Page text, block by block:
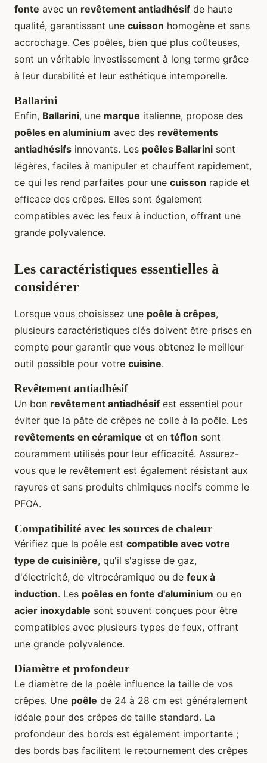
fonte avec un revêtement antiadhésif de haute
qualité, garantissant une cuisson homogène et sans
accrochage. Ces poêles, bien que plus coûteuses,
sont un véritable investissement à long terme grâce
à leur durabilité et leur esthétique intemporelle.
Ballarini
Enfin, Ballarini, une marque italienne, propose des
poêles en aluminium avec des revêtements
antiadhésifs innovants. Les poêles Ballarini sont
légères, faciles à manipuler et chauffent rapidement,
ce qui les rend parfaites pour une cuisson rapide et
efficace des crêpes. Elles sont également
compatibles avec les feux à induction, offrant une
grande polyvalence.
Les caractéristiques essentielles à
considérer
Lorsque vous choisissez une poêle à crêpes,
plusieurs caractéristiques clés doivent être prises en
compte pour garantir que vous obtenez le meilleur
outil possible pour votre cuisine.
Revêtement antiadhésif
Un bon revêtement antiadhésif est essentiel pour
éviter que la pâte de crêpes ne colle à la poêle. Les
revêtements en céramique et en téflon sont
couramment utilisés pour leur efficacité. Assurez-
vous que le revêtement est également résistant aux
rayures et sans produits chimiques nocifs comme le
PFOA.
Compatibilité avec les sources de chaleur
Vérifiez que la poêle est compatible avec votre
type de cuisinière, qu'il s'agisse de gaz,
d'électricité, de vitrocéramique ou de feux à
induction. Les poêles en fonte d'aluminium ou en
acier inoxydable sont souvent conçues pour être
compatibles avec plusieurs types de feux, offrant
une grande polyvalence.
Diamètre et profondeur
Le diamètre de la poêle influence la taille de vos
crêpes. Une poêle de 24 à 28 cm est généralement
idéale pour des crêpes de taille standard. La
profondeur des bords est également importante ;
des bords bas facilitent le retournement des crêpes